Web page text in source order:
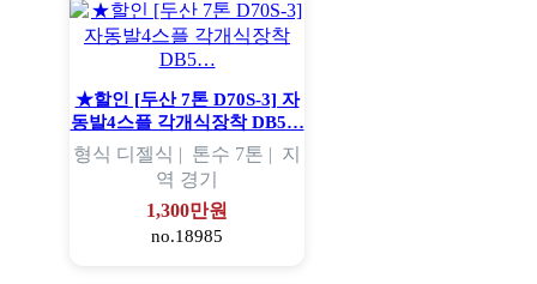
★할인 [두산 7톤 D70S-3] 자
동발4스플 각개식장착 DB5…
형식 디젤식 | 톤수 7톤 | 지
역 경기
1,300만원
no.18985